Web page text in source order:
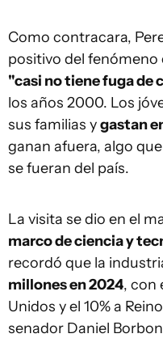
Como contracara,
positivo del
"casi no tiene fuga de
los años 2000. Los
sus familias ygastan
ganan afuera, algo
se fueran del país.
La visita se dio en el
marco de ciencia y
recordó que la
millones en 2024, con
Unidos y el 10% a
senador Daniel